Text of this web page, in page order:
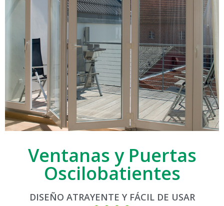
Ventanas y Puertas
Oscilobatientes
DISEÑO ATRAYENTE Y FÁCIL DE USAR